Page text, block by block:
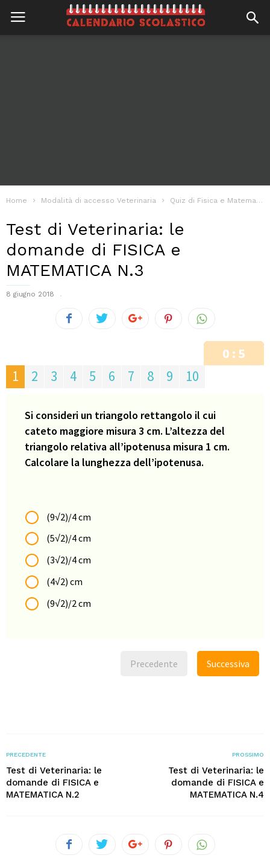
Home Modalità di accesso Veterinaria Quiz di Fisica e Matematica - Veterinaria
Test di Veterinaria: le
domande di FISICA e
MATEMATICA N.3
8 giugno 2018
0 : 6
1
2 3 4 5 6 7 8 9 10
Si consideri un triangolo rettangolo il cui
cateto maggiore misura 3 cm. L’altezza del
triangolo relativa all’ipotenusa misura 1 cm.
Calcolare la lunghezza dell’ipotenusa.
(9√2)/4 cm
(5√2)/4 cm
(3√2)/4 cm
(4√2) cm
(9√2)/2 cm
Precedente Successiva
PRECEDENTE
Test di Veterinaria: le
domande di FISICA e
MATEMATICA N.2
PROSSIMO
Test di Veterinaria: le
domande di FISICA e
MATEMATICA N.4